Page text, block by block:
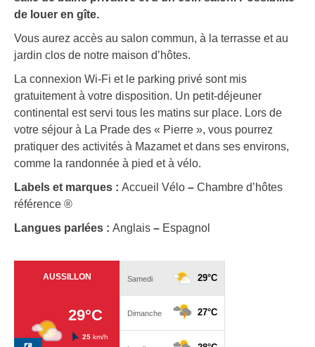
de louer en gîte.
Vous aurez accès au salon commun, à la terrasse et au
jardin clos de notre maison d’hôtes.
La connexion Wi-Fi et le parking privé sont mis
gratuitement à votre disposition. Un petit-déjeuner
continental est servi tous les matins sur place. Lors de
votre séjour à La Prade des « Pierre », vous pourrez
pratiquer des activités à Mazamet et dans ses environs,
comme la randonnée à pied et à vélo.
Labels et marques : Accueil Vélo – Chambre d’hôtes
référence ®
Langues parlées : Anglais – Espagnol